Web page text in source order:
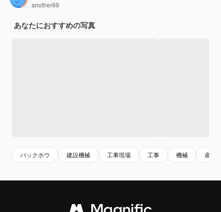
another69
あなたにおすすめの写真
バックホウ 建設機械 工事現場 工事 機械 産業